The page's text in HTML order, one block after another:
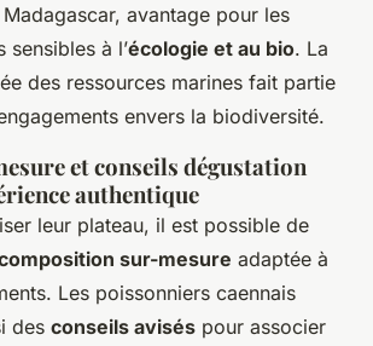
avantage pour les
sensibles à l’écologie et au bio. La
des ressources marines fait partie
envers la biodiversité.
et conseils dégustation
authentique
leur plateau, il est possible de
sur-mesure adaptée à
Les poissonniers caennais
des conseils avisés pour associer